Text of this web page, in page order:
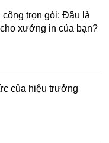
công trọn gói: Đâu là
xưởng in của bạn?
của hiệu trưởng